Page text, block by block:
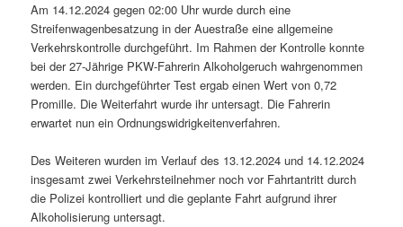
Am 14.12.2024 gegen 02:00 Uhr wurde durch eine
Streifenwagenbesatzung in der Auestraße eine allgemeine
Verkehrskontrolle durchgeführt. Im Rahmen der Kontrolle konnte
bei der 27-Jährige PKW-Fahrerin Alkoholgeruch wahrgenommen
werden. Ein durchgeführter Test ergab einen Wert von 0,72
Promille. Die Weiterfahrt wurde ihr untersagt. Die Fahrerin
erwartet nun ein Ordnungswidrigkeitenverfahren.
Des Weiteren wurden im Verlauf des 13.12.2024 und 14.12.2024
insgesamt zwei Verkehrsteilnehmer noch vor Fahrtantritt durch
die Polizei kontrolliert und die geplante Fahrt aufgrund ihrer
Alkoholisierung untersagt.